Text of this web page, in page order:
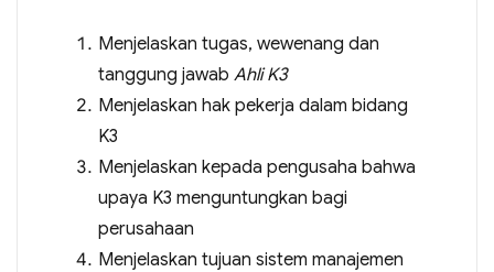
Menjelaskan tugas, wewenang dan
tanggung jawab Ahli K3
Menjelaskan hak pekerja dalam bidang
K3
Menjelaskan kepada pengusaha bahwa
upaya K3 menguntungkan bagi
perusahaan
Menjelaskan tujuan sistem manajemen